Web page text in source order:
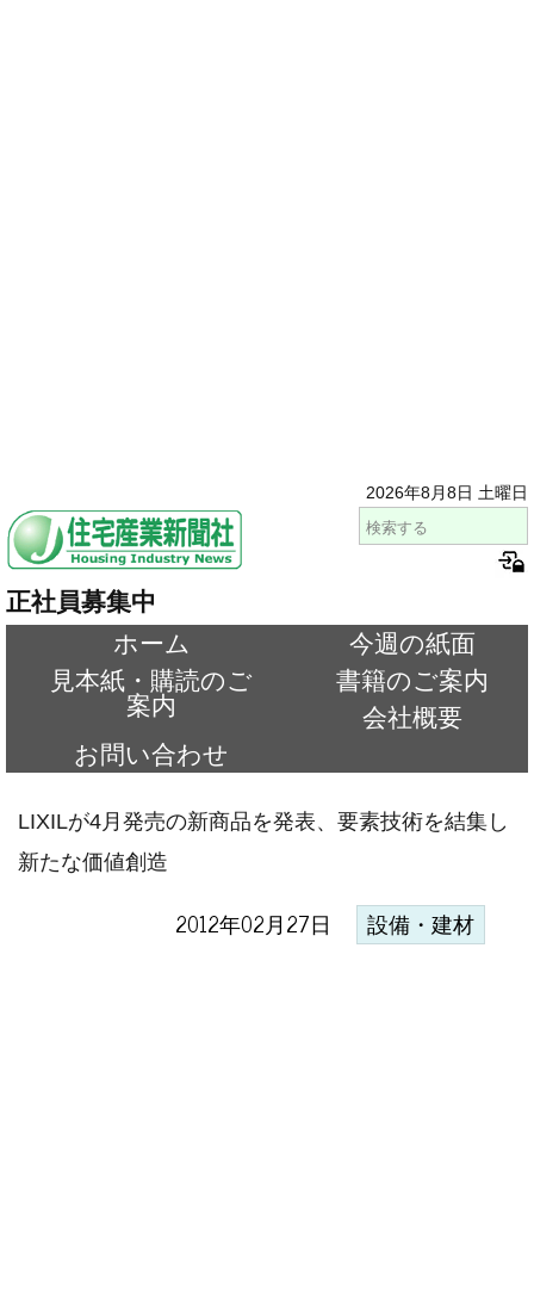
2026年8月8日 土曜日
正社員募集中
ホーム
今週の紙面
見本紙・購読のご
案内
書籍のご案内
会社概要
お問い合わせ
LIXILが4月発売の新商品を発表、要素技術を結集し
新たな価値創造
2012年02月27日 設備・建材